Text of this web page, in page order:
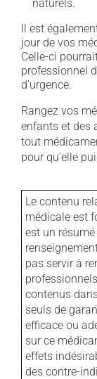
naturels.
Il est
jour de vos
Celle-ci
professionnel
d'urgence.
Rangez vos
enfants et des
tout
pour qu'elle
Le contenu
médicale est
est un
pas servir à
contenus
seuls de
efficace ou
sur ce
effets
des contre-